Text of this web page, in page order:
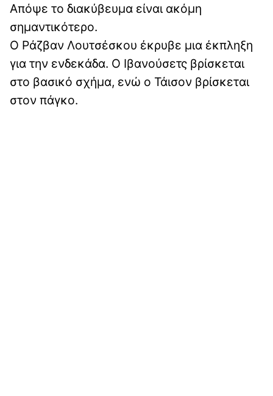
Απόψε το διακύβευμα είναι ακόμη
σημαντικότερο.
Ο Ράζβαν Λουτσέσκου έκρυβε μια έκπληξη
για την ενδεκάδα. Ο Ιβανούσετς βρίσκεται
στο βασικό σχήμα, ενώ ο Τάισον βρίσκεται
στον πάγκο.